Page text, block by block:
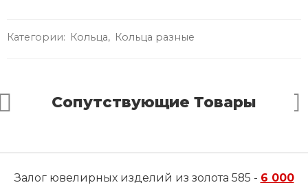
Категории: Кольца, Кольца разные
Сопутствующие Товары
Залог ювелирных изделий из золота 585 - 6 000